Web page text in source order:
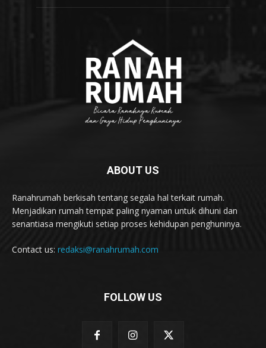
ABOUT US
Ranahrumah berkisah tentang segala hal terkait rumah.
Menjadikan rumah tempat paling nyaman untuk dihuni dan
senantiasa mengikuti setiap proses kehidupan penghuninya.
Contact us: redaksi@ranahrumah.com
FOLLOW US